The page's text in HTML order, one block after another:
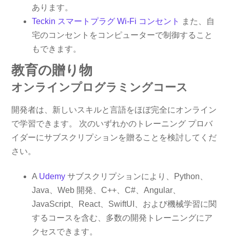
あります。
Teckin スマートプラグ Wi-Fi コンセント
また、自
宅のコンセントをコンピューターで制御すること
もできます。
教育の贈り物
オンラインプログラミングコース
開発者は、新しいスキルと言語をほぼ完全にオンライン
で学習できます。 次のいずれかのトレーニング プロバ
イダーにサブスクリプションを贈ることを検討してくだ
さい。
A Udemy サブスクリプションにより、Python、
Java、Web 開発、C++、C#、Angular、
JavaScript、React、SwiftUI、および機械学習に関
するコースを含む、多数の開発トレーニングにア
クセスできます。